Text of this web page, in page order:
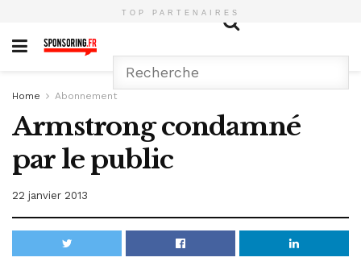
TOP PARTENAIRES
Home Abonnement
Armstrong condamné
par le public
22 janvier 2013